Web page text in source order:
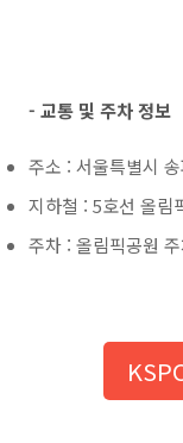
- 교통 및 주차 정보
주소 : 서울특별시
지하철 : 5호선 올림
주차 : 올림픽공원